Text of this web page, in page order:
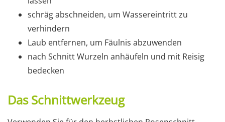
schräg abschneiden, um Wassereintritt zu
verhindern
Laub entfernen, um Fäulnis abzuwenden
nach Schnitt Wurzeln anhäufeln und mit Reisig
bedecken
Das Schnittwerkzeug